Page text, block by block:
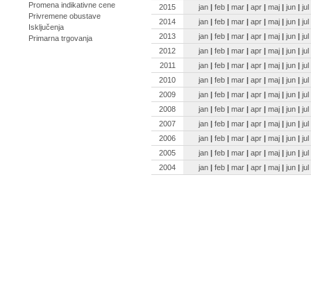
Promena indikativne cene
Privremene obustave
Isključenja
Primarna trgovanja
2015
jan | feb | mar | apr | maj | jun | jul
2014
jan | feb | mar | apr | maj | jun | jul
2013
jan | feb | mar | apr | maj | jun | jul
2012
jan | feb | mar | apr | maj | jun | jul
2011
jan | feb | mar | apr | maj | jun | jul
2010
jan | feb | mar | apr | maj | jun | jul
2009
jan | feb | mar | apr | maj | jun | jul
2008
jan | feb | mar | apr | maj | jun | jul
2007
jan | feb | mar | apr | maj | jun | jul
2006
jan | feb | mar | apr | maj | jun | jul
2005
jan | feb | mar | apr | maj | jun | jul
2004
jan | feb | mar | apr | maj | jun | jul